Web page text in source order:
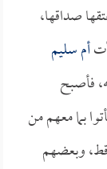
صداقها،
أم سليم
فأصبح
بما معهم من
وبعضهم